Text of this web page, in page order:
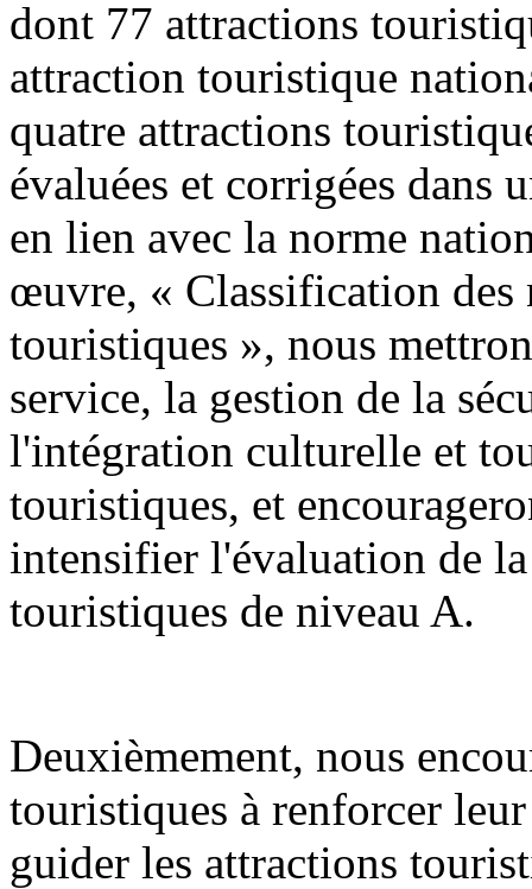
dont 77 attractions
attraction touristique
quatre attractions
évaluées et corrigées dans
en lien avec la norme
œuvre, « Classification des
touristiques », nous
service, la gestion de la
l'intégration culturelle et
touristiques, et
intensifier l'évaluation de
touristiques de niveau A.
Deuxièmement, nous
touristiques à renforcer
guider les attractions